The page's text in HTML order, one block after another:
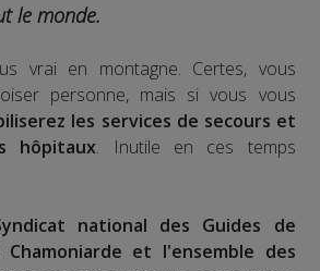
le monde.
vrai en montagne. Certes, vous
personne, mais si vous vous
les services de secours et
hôpitaux. Inutile en ces temps
national des Guides de
et l'ensemble des